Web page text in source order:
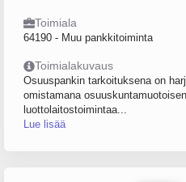
Toimiala
64190 - Muu pankkitoiminta
Toimialakuvaus
Osuuspankin tarkoituksena on
omistamana
luottolaitostoimintaa...
Lue lisää